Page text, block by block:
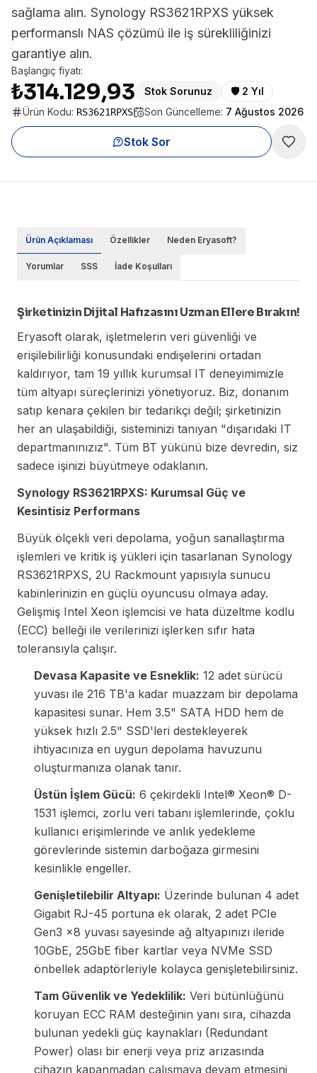
sağlama alın. Synology RS3621RPXS yüksek
performanslı NAS çözümü ile iş sürekliliğinizi
garantiye alın.
Başlangıç fiyatı:
₺314.129,93 Stok Sorunuz 🛡️ 2 Yıl
Ürün Kodu: RS3621RPXS Son Güncelleme: 7 Ağustos 2026
Stok Sor
Ürün Açıklaması Özellikler Neden Eryasoft?
Yorumlar SSS İade Koşulları
Şirketinizin Dijital Hafızasını Uzman Ellere Bırakın!
Eryasoft olarak, işletmelerin veri güvenliği ve
erişilebilirliği konusundaki endişelerini ortadan
kaldırıyor, tam 19 yıllık kurumsal IT deneyimimizle
tüm altyapı süreçlerinizi yönetiyoruz. Biz, donanım
satıp kenara çekilen bir tedarikçi değil; şirketinizin
her an ulaşabildiği, sisteminizi tanıyan "dışarıdaki IT
departmanınızız". Tüm BT yükünü bize devredin, siz
sadece işinizi büyütmeye odaklanın.
Synology RS3621RPXS: Kurumsal Güç ve
Kesintisiz Performans
Büyük ölçekli veri depolama, yoğun sanallaştırma
işlemleri ve kritik iş yükleri için tasarlanan Synology
RS3621RPXS, 2U Rackmount yapısıyla sunucu
kabinlerinizin en güçlü oyuncusu olmaya aday.
Gelişmiş Intel Xeon işlemcisi ve hata düzeltme kodlu
(ECC) belleği ile verilerinizi işlerken sıfır hata
toleransıyla çalışır.
Devasa Kapasite ve Esneklik: 12 adet sürücü
yuvası ile 216 TB'a kadar muazzam bir depolama
kapasitesi sunar. Hem 3.5" SATA HDD hem de
yüksek hızlı 2.5" SSD'leri destekleyerek
ihtiyacınıza en uygun depolama havuzunu
oluşturmanıza olanak tanır.
Üstün İşlem Gücü: 6 çekirdekli Intel® Xeon® D-
1531 işlemci, zorlu veri tabanı işlemlerinde, çoklu
kullanıcı erişimlerinde ve anlık yedekleme
görevlerinde sistemin darboğaza girmesini
kesinlikle engeller.
Genişletilebilir Altyapı: Üzerinde bulunan 4 adet
Gigabit RJ-45 portuna ek olarak, 2 adet PCIe
Gen3 x8 yuvası sayesinde ağ altyapınızı ileride
10GbE, 25GbE fiber kartlar veya NVMe SSD
önbellek adaptörleriyle kolayca genişletebilirsiniz.
Tam Güvenlik ve Yedeklilik: Veri bütünlüğünü
koruyan ECC RAM desteğinin yanı sıra, cihazda
bulunan yedekli güç kaynakları (Redundant
Power) olası bir enerji veya priz arızasında
cihazın kapanmadan çalışmaya devam etmesini